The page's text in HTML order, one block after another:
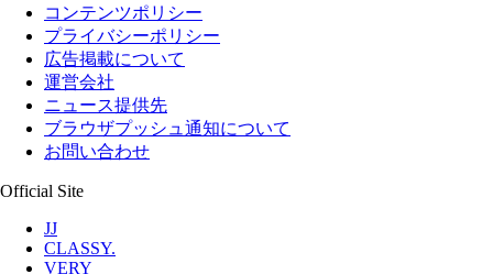
コンテンツポリシー
プライバシーポリシー
広告掲載について
運営会社
ニュース提供先
ブラウザプッシュ通知について
お問い合わせ
Official Site
JJ
CLASSY.
VERY